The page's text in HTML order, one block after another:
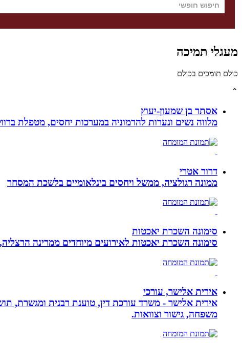
מעגלי תמיכה
כולם תומכים בכולם
⌃
אסתר בן שמעון-יעוץ
מלווה נשים ונערות להרמוניה במערכות יחסים, מטפלת
דרור אטרי
ממונה רגולציה, ממשל ויחסים בינלאומיים בלשכת המסחר
סימונה השכרת יאכטות
סימונה השכרת יאכטות לאירועים מיוחדים ממרינה הרצליה,
אירית אלישר, עורכי
אירית אלישר - משרד עורכת דין, טוענת רבנית ומגשרת,
משפחה, גישור וצוואות.